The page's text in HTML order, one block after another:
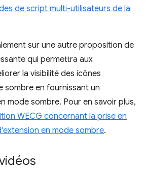
de script multi-utilisateurs de la
sur une autre proposition de
qui permettra aux
la visibilité des icônes
sombre en fournissant un
mode sombre. Pour en savoir plus,
WECG concernant la prise en
en mode sombre.